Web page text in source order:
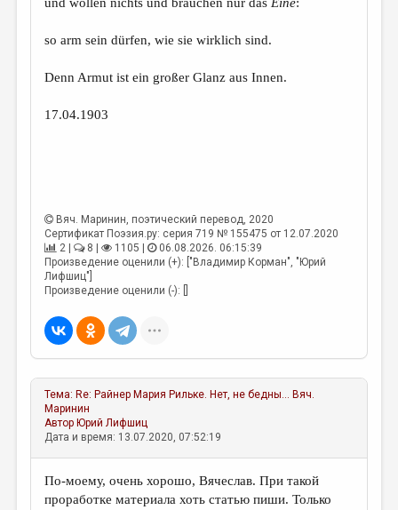
so arm sein dürfen, wie sie wirklich sind.
Denn Armut ist ein großer Glanz aus Innen.
17.04.1903
Вяч. Маринин, поэтический перевод, 2020
Сертификат Поэзия.ру: серия 719 № 155475 от 12.07.2020
2 |
8 | 1105 |
06.08.2026. 06:15:39
Произведение оценили (+): ["Владимир Корман", "Юрий
Лифшиц"]
Произведение оценили (-): []
Тема: Re: Райнер Мария Рильке. Нет, не бедны... Вяч.
Маринин
Автор Юрий Лифшиц
Дата и время: 13.07.2020, 07:52:19
По-моему, очень хорошо, Вячеслав. При такой
проработке материала хоть статью пиши. Только